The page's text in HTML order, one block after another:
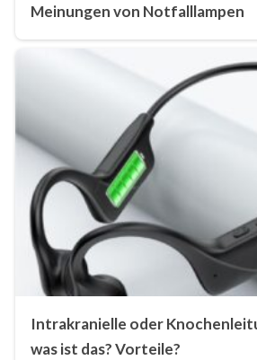
Meinungen von Notfalllampen
Intrakranielle oder
was ist das? Vorteile?